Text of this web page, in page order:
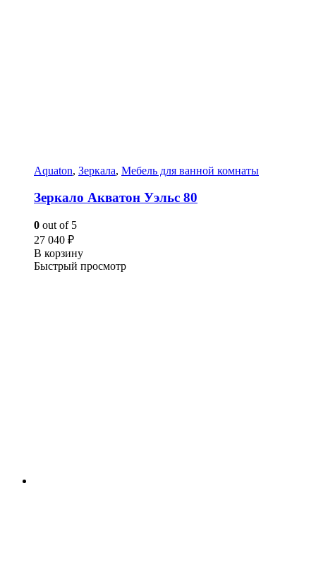
Aquaton, Зеркала, Мебель для ванной комнаты
Зеркало Акватон Уэльс 80
0 out of 5
27 040 ₽
В корзину
Быстрый просмотр